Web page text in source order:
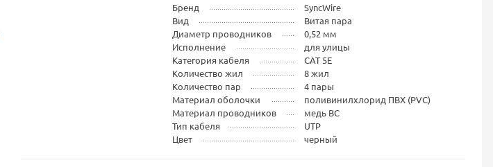
Бренд
SyncWire
Вид
Витая пара
Диаметр проводников
0,52 мм
Исполнение
для улицы
Категория кабеля
CAT 5E
Количество жил
8 жил
Количество пар
4 пары
Материал оболочки
поливинилхлорид ПВХ (PVC)
Материал проводников
медь BC
Тип кабеля
UTP
Цвет
черный